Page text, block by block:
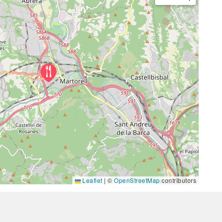
Leaflet | © OpenStreetMapcontributors